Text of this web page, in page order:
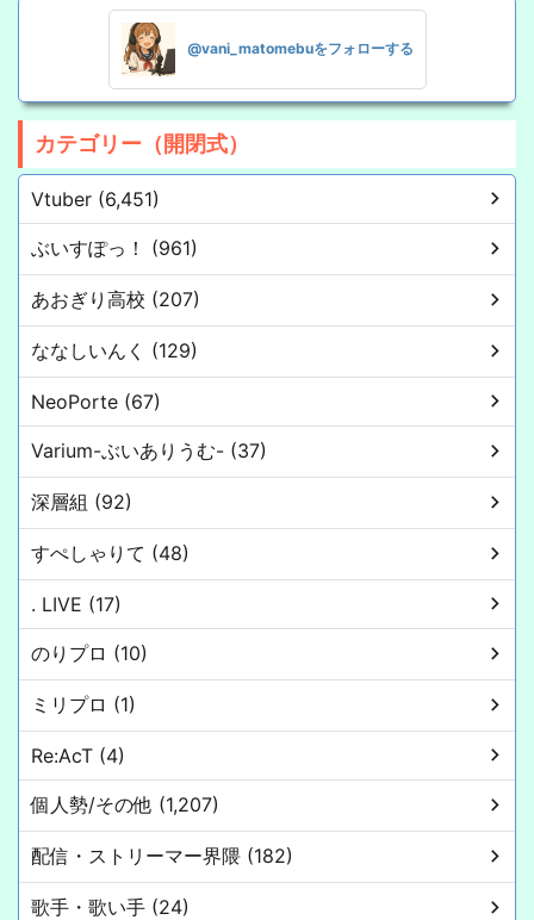
@vani_matomebuをフォローする
カテゴリー（開閉式）
Vtuber (6,451)
ぶいすぽっ！ (961)
あおぎり高校 (207)
ななしいんく (129)
NeoPorte (67)
Varium-ぶいありうむ- (37)
深層組 (92)
すぺしゃりて (48)
. LIVE (17)
のりプロ (10)
ミリプロ (1)
Re:AcT (4)
個人勢/その他 (1,207)
配信・ストリーマー界隈 (182)
歌手・歌い手 (24)